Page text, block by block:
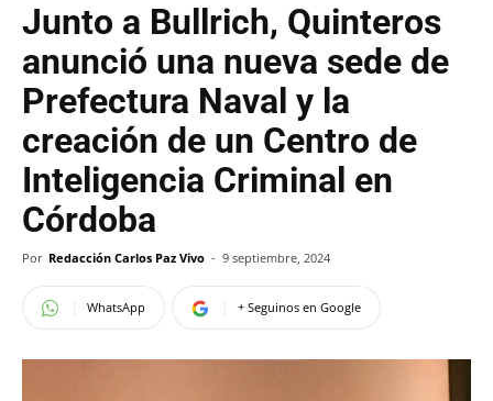
Junto a Bullrich, Quinteros
anunció una nueva sede de
Prefectura Naval y la
creación de un Centro de
Inteligencia Criminal en
Córdoba
Por Redacción Carlos Paz Vivo - 9 septiembre, 2024
WhatsApp + Seguinos en Google